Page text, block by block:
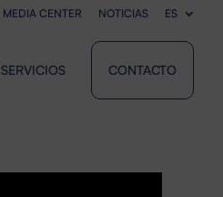
MEDIA CENTER NOTICIAS ES
SERVICIOS CONTACTO